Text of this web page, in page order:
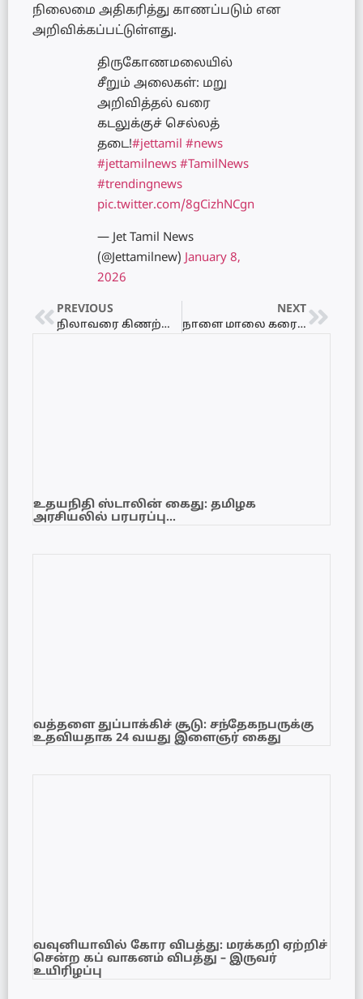
நிலைமை அதிகரித்து காணப்படும் என
அறிவிக்கப்பட்டுள்ளது.
திருகோணமலையில்
சீறும் அலைகள்: மறு
அறிவித்தல் வரை
கடலுக்குச் செல்லத்
தடை!#jettamil #news
#jettamilnews #TamilNews
#trendingnews
pic.twitter.com/8gCizhNCgn
— Jet Tamil News
(@Jettamilnew) January 8,
2026
PREVIOUS
நிலாவரை கிணற்றில் தூய்மிப்புப் பணி: சமூக வலைத்தள விமர்சனங்களுக்குப் பின் பிரதேச சபை அதிரடி!
NEXT
நாளை மாலை கரையைக் கடக்கவுள்ள தாழமுக்கம் : வெளியான அறிவிப்பு
உதயநிதி ஸ்டாலின் கைது: தமிழக
அரசியலில் பரபரப்பு…
வத்தளை துப்பாக்கிச் சூடு: சந்தேகநபருக்கு
உதவியதாக 24 வயது இளைஞர் கைது
வவுனியாவில் கோர விபத்து: மரக்கறி ஏற்றிச்
சென்ற கப் வாகனம் விபத்து – இருவர்
உயிரிழப்பு